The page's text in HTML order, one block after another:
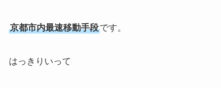
京都市内最速移動手段です。
はっきりいって